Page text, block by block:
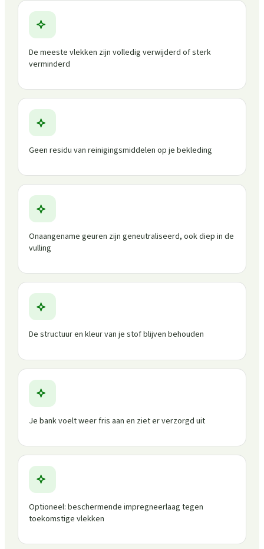
De meeste vlekken zijn volledig verwijderd of sterk
verminderd
Geen residu van reinigingsmiddelen op je bekleding
Onaangename geuren zijn geneutraliseerd, ook diep in de
vulling
De structuur en kleur van je stof blijven behouden
Je bank voelt weer fris aan en ziet er verzorgd uit
Optioneel: beschermende impregneerlaag tegen
toekomstige vlekken